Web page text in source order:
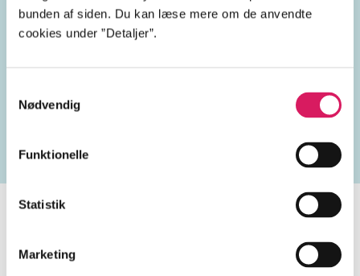
bunden af siden. Du kan læse mere om de anvendte
cookies under ”Detaljer”.
Nødvendig
Funktionelle
Statistik
Marketing
guder vikingetiden Odin
Minder om